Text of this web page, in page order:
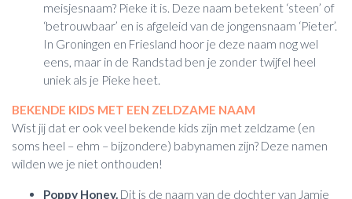
meisjesnaam? Pieke it is. Deze naam betekent ‘steen’ of
‘betrouwbaar’ en is afgeleid van de jongensnaam ‘Pieter’.
In Groningen en Friesland hoor je deze naam nog wel
eens, maar in de Randstad ben je zonder twijfel heel
uniek als je Pieke heet.
BEKENDE KIDS MET EEN ZELDZAME NAAM
Wist jij dat er ook veel bekende kids zijn met zeldzame (en
soms heel – ehm – bijzondere) babynamen zijn? Deze namen
wilden we je niet onthouden!
Poppy Honey. Dit is de naam van de dochter van Jamie